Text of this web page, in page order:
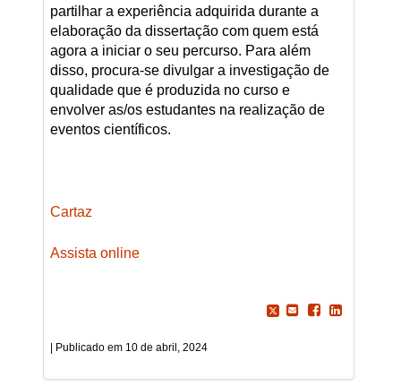
partilhar a experiência adquirida durante a
elaboração da dissertação com quem está
agora a iniciar o seu percurso. Para além
disso, procura-se divulgar a investigação de
qualidade que é produzida no curso e
envolver as/os estudantes na realização de
eventos científicos.
Cartaz
Assista online
10 de abril, 2024